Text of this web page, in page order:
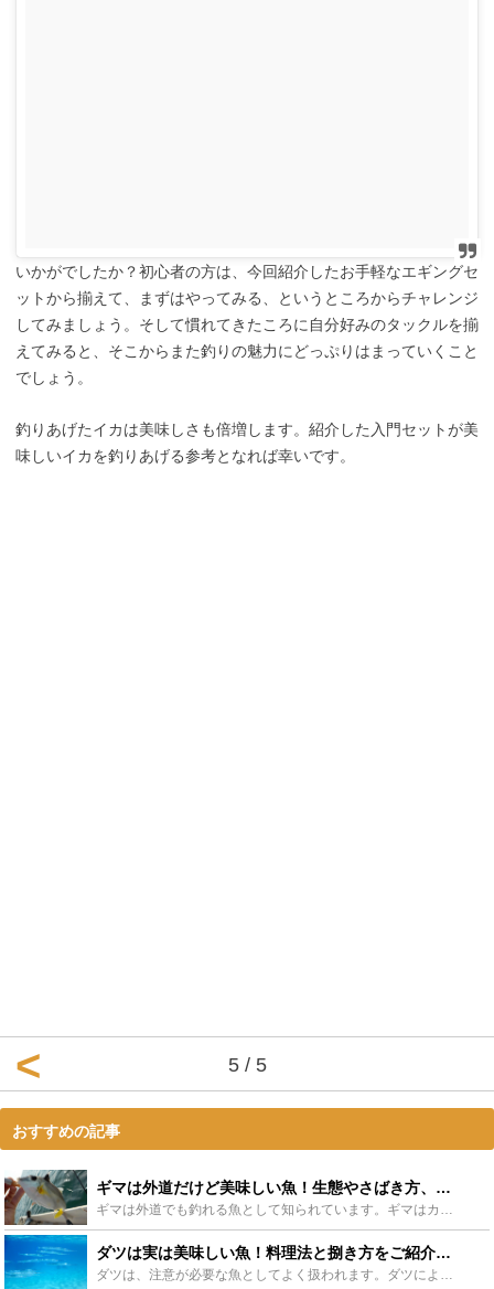
いかがでしたか？初心者の方は、今回紹介したお手軽なエギングセ
ットから揃えて、まずはやってみる、というところからチャレンジ
してみましょう。そして慣れてきたころに自分好みのタックルを揃
えてみると、そこからまた釣りの魅力にどっぷりはまっていくこと
でしょう。
釣りあげたイカは美味しさも倍増します。紹介した入門セットが美
味しいイカを釣りあげる参考となれば幸いです。
5 / 5
おすすめの記事
ギマは外道だけど美味しい魚！生態やさばき方、おすすめ料理をご紹介！ - Leisurego(レジャーゴー)
ギマは外道でも釣れる魚として知られています。ギマはカワハギに似ている魚ですが、実は魅力がたくさん詰まった魚でもあるのです！この記事ではギマの魅力や料理、捌き方や釣り方まで紹介します！きっとあなたもギ...
ダツは実は美味しい魚！料理法と捌き方をご紹介！ダツは刺さる事故も！ - Leisurego(レジャーゴー)
ダツは、注意が必要な魚としてよく扱われます。ダツによる死亡事故の例もあります。ですが、実は調理法によっては、とても美味しい魚なのです！ダツの料理方法はあまり知られていないかもしれません。今回はダツの...